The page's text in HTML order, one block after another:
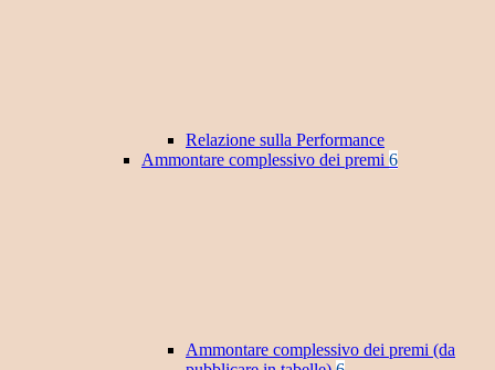
Relazione sulla Performance
Ammontare complessivo dei premi 6
Ammontare complessivo dei premi (da